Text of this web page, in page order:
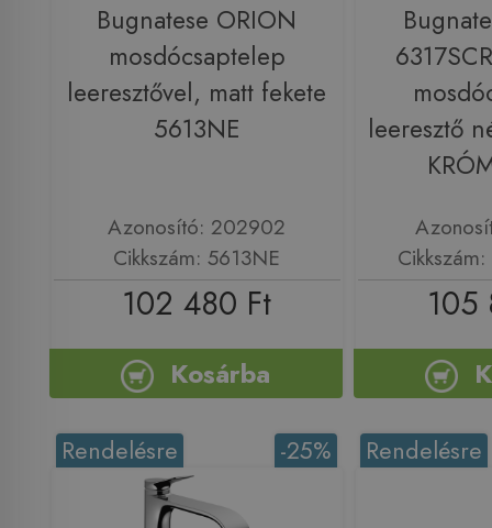
Bugnatese ORION
mosdócsaptelep
leeresztővel, matt fekete
5613NE
Azonosító: 202902
Cikkszám: 5613NE
102 480 Ft
Kosárba
leeresztő
105
-25%
Rendelésre Rendelésre